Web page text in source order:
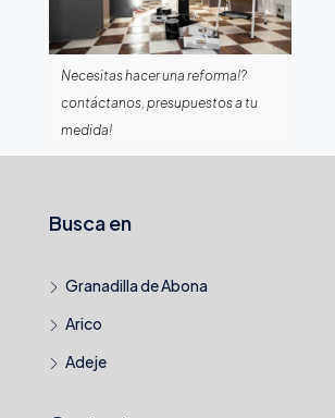
Necesitas hacer una reforma!?
contáctanos, presupuestos a tu
medida!
Busca en
Granadilla de Abona
Arico
Adeje